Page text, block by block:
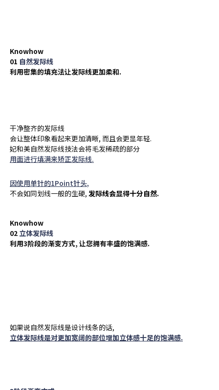
Knowhow
01 自然发际线
利用密集的填充法让发际线更加柔和.
干净整齐的发际线
会让整体印象看起来更加清晰, 而且会更显年轻.
妃和美自然发际线技法会将毛发稀疏的部分
用面进行填满来矫正发际线.
因使用单针的1Point针头,
不会如同划线一般的生硬, 发际线会显得十分自然.
Knowhow
02 立体发际线
利用3阶段的渐变方式, 让您拥有丰盛的饱满感.
如果说自然发际线是设计线条的话,
立体发际线是对更加宽阔的部位增加立体感十足的饱满感.